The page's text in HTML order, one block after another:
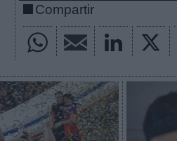
Compartir